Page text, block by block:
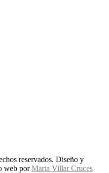
reservados. Diseño y
web porMarta Villar Cruces